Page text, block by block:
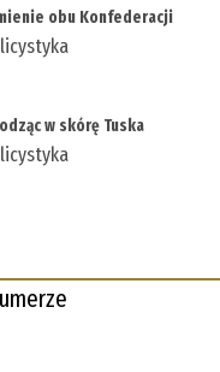
obu Konfederacji
w skórę Tuska